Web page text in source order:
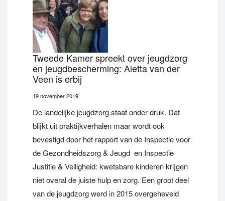
Tweede Kamer spreekt over jeugdzorg
en jeugdbescherming: Aletta van der
Veen is erbij
19 november 2019
De landelijke jeugdzorg staat onder druk. Dat
blijkt uit praktijkverhalen maar wordt ook
bevestigd door het rapport van de Inspectie voor
de Gezondheidszorg & Jeugd en Inspectie
Justitie & Veiligheid: kwetsbare kinderen krijgen
niet overal de juiste hulp en zorg. Een groot deel
van de jeugdzorg werd in 2015 overgeheveld